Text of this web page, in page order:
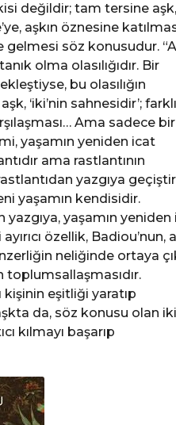
değildir; tam tersine aşk,
aşkın öznesine
gelmesi söz konusudur.
olma olasılığıdır. Bir
bu olasılığın
‘iki’nin sahnesidir’; farklı
Ama sadece bir
yaşamın yeniden icat
ama rastlantının
yazgıya
yaşamın kendisidir.
yaşamın yeniden
özellik, Badiou’nun,
neliğinde ortaya
toplumsallaşmasıdır.
kişinin eşitliği yaratıp
da, söz konusu olan iki
kılmayı başarıp